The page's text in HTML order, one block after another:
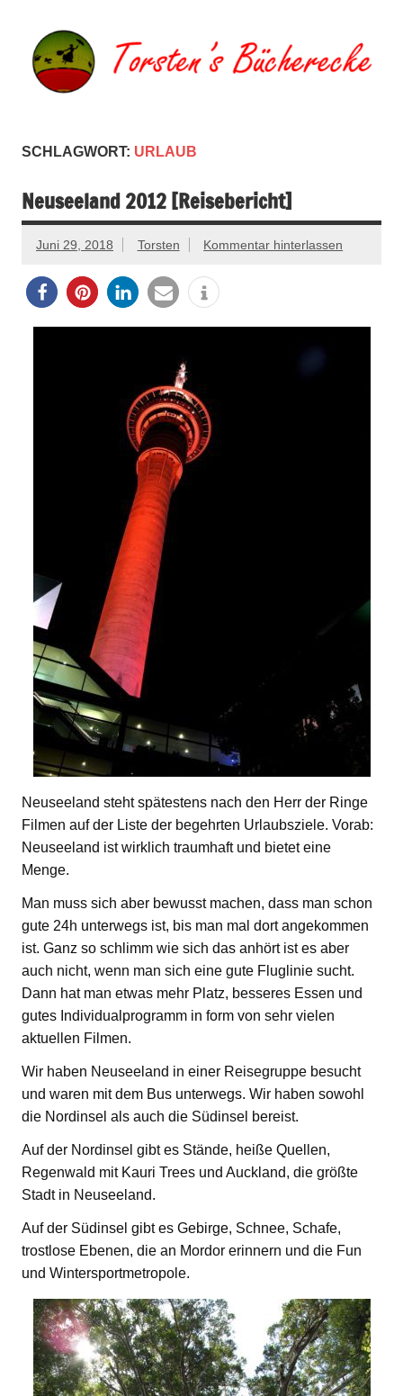
springen
SCHLAGWORT: URLAUB
Neuseeland 2012 [Reisebericht]
Juni 29, 2018 Torsten Kommentar hinterlassen
Neuseeland steht spätestens nach den Herr der Ringe
Filmen auf der Liste der begehrten Urlaubsziele. Vorab:
Neuseeland ist wirklich traumhaft und bietet eine
Menge.
Man muss sich aber bewusst machen, dass man schon
gute 24h unterwegs ist, bis man mal dort angekommen
ist. Ganz so schlimm wie sich das anhört ist es aber
auch nicht, wenn man sich eine gute Fluglinie sucht.
Dann hat man etwas mehr Platz, besseres Essen und
gutes Individualprogramm in form von sehr vielen
aktuellen Filmen.
Wir haben Neuseeland in einer Reisegruppe besucht
und waren mit dem Bus unterwegs. Wir haben sowohl
die Nordinsel als auch die Südinsel bereist.
Auf der Nordinsel gibt es Stände, heiße Quellen,
Regenwald mit Kauri Trees und Auckland, die größte
Stadt in Neuseeland.
Auf der Südinsel gibt es Gebirge, Schnee, Schafe,
trostlose Ebenen, die an Mordor erinnern und die Fun
und Wintersportmetropole.